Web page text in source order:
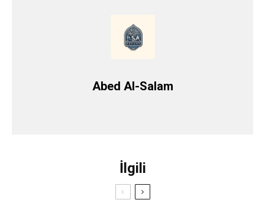
Abed Al-Salam
İlgili